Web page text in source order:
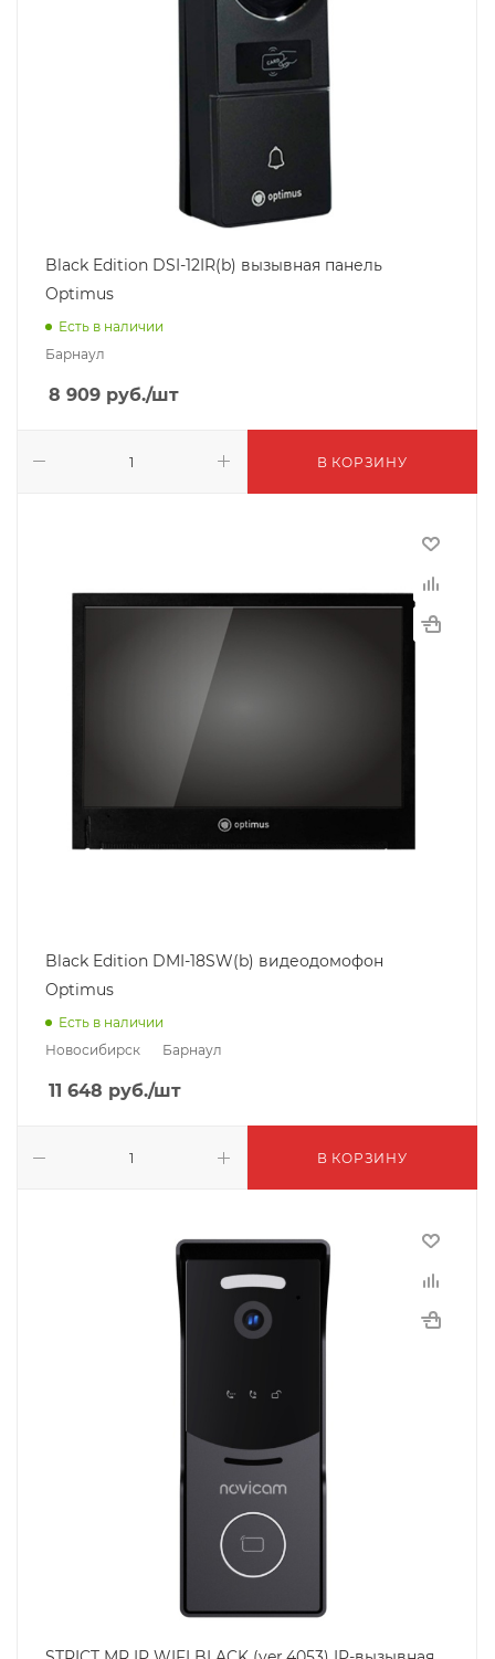
Black Edition DSI-12IR(b) вызывная панель
Optimus
Есть в наличии
Барнаул
8 909 руб./шт
В КОРЗИНУ
Black Edition DMI-18SW(b) видеодомофон
Optimus
Есть в наличии
Новосибирск
Барнаул
11 648 руб./шт
В КОРЗИНУ